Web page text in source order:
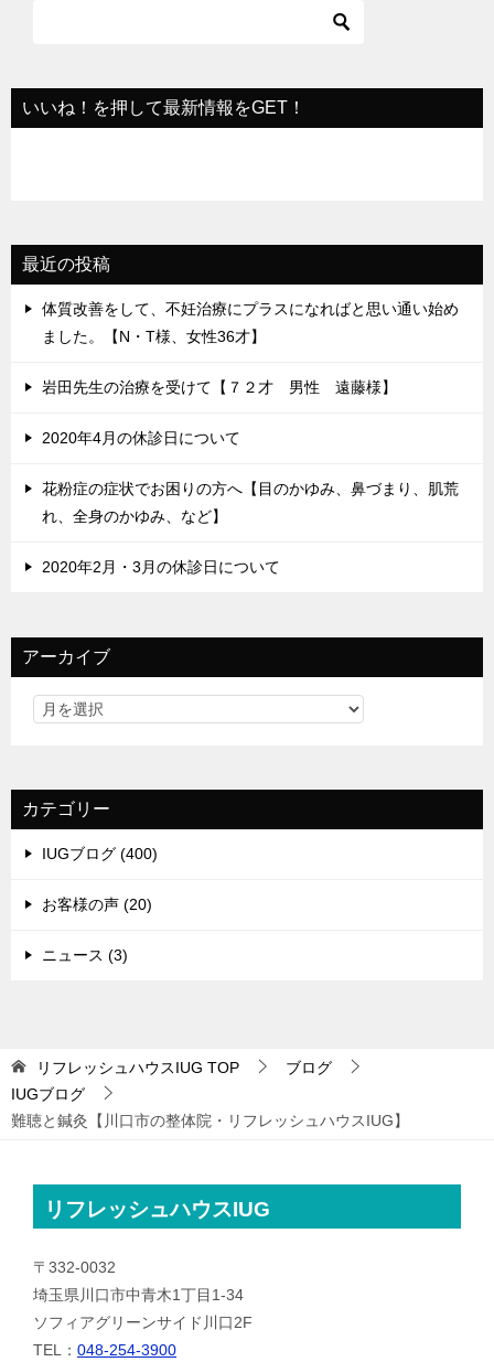
ョ
ン
いいね！を押して最新情報をGET！
最近の投稿
体質改善をして、不妊治療にプラスになればと思い通い始め
ました。【N・T様、女性36才】
岩田先生の治療を受けて【７２才 男性 遠藤様】
2020年4月の休診日について
花粉症の症状でお困りの方へ【目のかゆみ、鼻づまり、肌荒
れ、全身のかゆみ、など】
2020年2月・3月の休診日について
アーカイブ
カテゴリー
IUGブログ (400)
お客様の声 (20)
ニュース (3)
リフレッシュハウスIUG TOP
ブログ
IUGブログ
難聴と鍼灸【川口市の整体院・リフレッシュハウスIUG】
リフレッシュハウスIUG
〒332-0032
埼玉県川口市中青木1丁目1-34
ソフィアグリーンサイド川口2F
TEL： 048-254-3900